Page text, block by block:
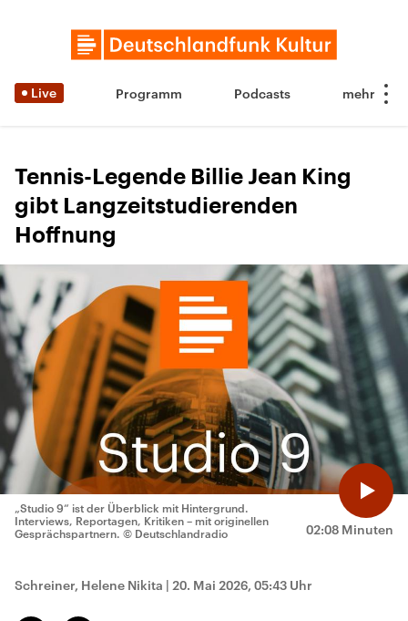
Live Programm Podcasts
Tennis-Legende Billie Jean King
gibt Langzeitstudierenden
Hoffnung
02:08 Minuten
„Studio 9“ ist der Überblick mit Hintergrund.
Interviews, Reportagen, Kritiken – mit originellen
Gesprächspartnern. © Deutschlandradio
Schreiner, Helene Nikita | 20. Mai 2026, 05:43 Uhr